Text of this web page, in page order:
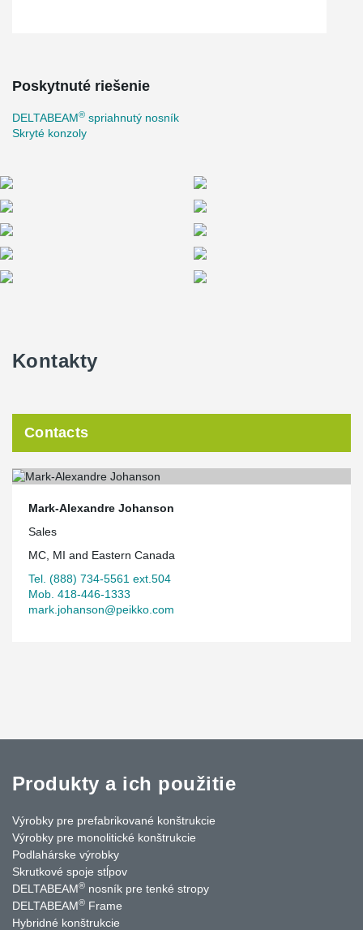
Poskytnuté riešenie
DELTABEAM® spriahnutý nosník
Skryté konzoly
Kontakty
Contacts
Mark-Alexandre Johanson
Sales
MC, MI and Eastern Canada
Tel. (888) 734-5561 ext.504
Mob. 418-446-1333
mark.johanson@peikko.com
Produkty a ich použitie
Výrobky pre prefabrikované konštrukcie
Výrobky pre monolitické konštrukcie
Podlahárske výrobky
Skrutkové spoje stĺpov
DELTABEAM® nosník pre tenké stropy
DELTABEAM® Frame
Hybridné konštrukcie